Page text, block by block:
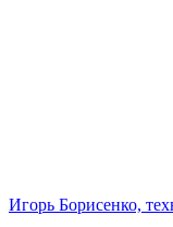
Игорь Борисенко,